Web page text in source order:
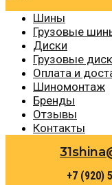
Шины
Грузовые
Диски
Грузовые
Оплата и
Шиномонтаж
Бренды
Отзывы
Контакты
+7 (920)